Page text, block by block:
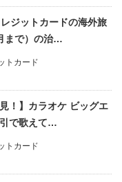
ジットカードの海外旅
まで）の治…
トカード
！】カラオケ ビッグエ
で歌えて…
トカード